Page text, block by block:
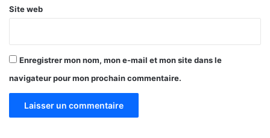
s
r
t
é
u
Site web
Enregistrer mon nom, mon e-mail et mon site dans le
navigateur pour mon prochain commentaire.